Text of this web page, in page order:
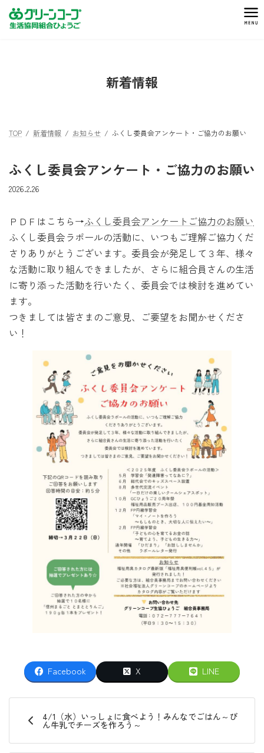
新着情報
TOP 新着情報 お知らせ ふくし委員会アンケート・ご協力のお願い
ふくし委員会アンケート・ご協力のお願い
2026.2.26
ＰＤＦはこちら→ふくし委員会アンケートご協力のお願い
ふくし委員会ラポールの活動に、いつもご理解ご協力くだ
さりありがとうございます。委員会が発足して３年、様々
な活動に取り組んできましたが、さらに組合員さんの生活
に寄り添った活動を行いたく、委員会では検討を進めてい
ます。
つきましては皆さまのご意見、ご要望をお聞かせくださ
い！
Facebook X LINE
4/1（水）いっしょに食べよう！みんなでごはん～び
ん牛乳でチーズを作ろう～